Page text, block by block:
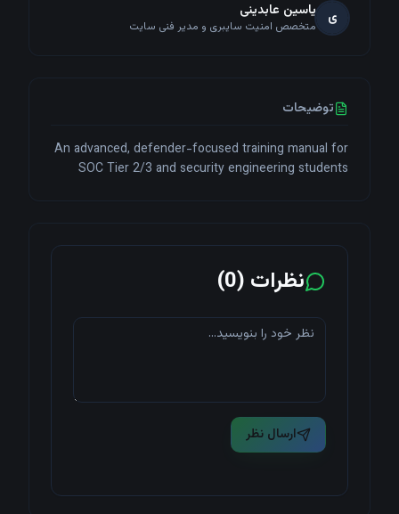
ی یاسین عابدینی
متخصص امنیت سایبری و مدیر فنی سایت
توضیحات
An advanced, defender-focused training manual for
SOC Tier 2/3 and security engineering students
نظرات (0
)
ارسال نظر